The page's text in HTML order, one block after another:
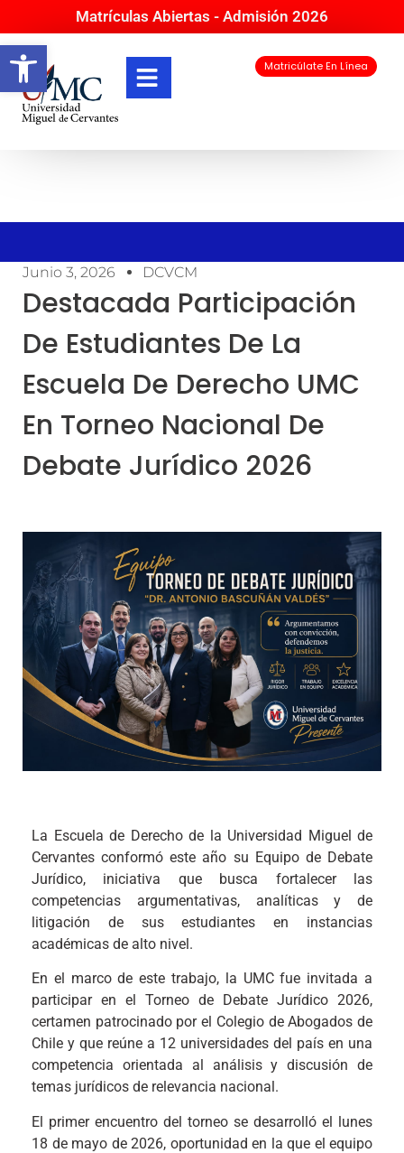
Abrir barra de herramientas
Matrículas Abiertas - Admisión 2026
Matricúlate En Línea
Junio 3, 2026 DCVCM
Destacada Participación
De Estudiantes De La
Escuela De Derecho UMC
En Torneo Nacional De
Debate Jurídico 2026
La Escuela de Derecho de la Universidad Miguel de
Cervantes conformó este año su Equipo de Debate
Jurídico, iniciativa que busca fortalecer las
competencias argumentativas, analíticas y de
litigación de sus estudiantes en instancias
académicas de alto nivel.
En el marco de este trabajo, la UMC fue invitada a
participar en el Torneo de Debate Jurídico 2026,
certamen patrocinado por el Colegio de Abogados de
Chile y que reúne a 12 universidades del país en una
competencia orientada al análisis y discusión de
temas jurídicos de relevancia nacional.
El primer encuentro del torneo se desarrolló el lunes
18 de mayo de 2026, oportunidad en la que el equipo